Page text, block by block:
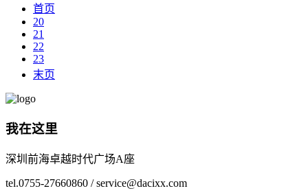
首页
20
21
22
23
末页
我在这里
深圳前海卓越时代广场A座
tel.0755-27660860 / service@dacixx.com